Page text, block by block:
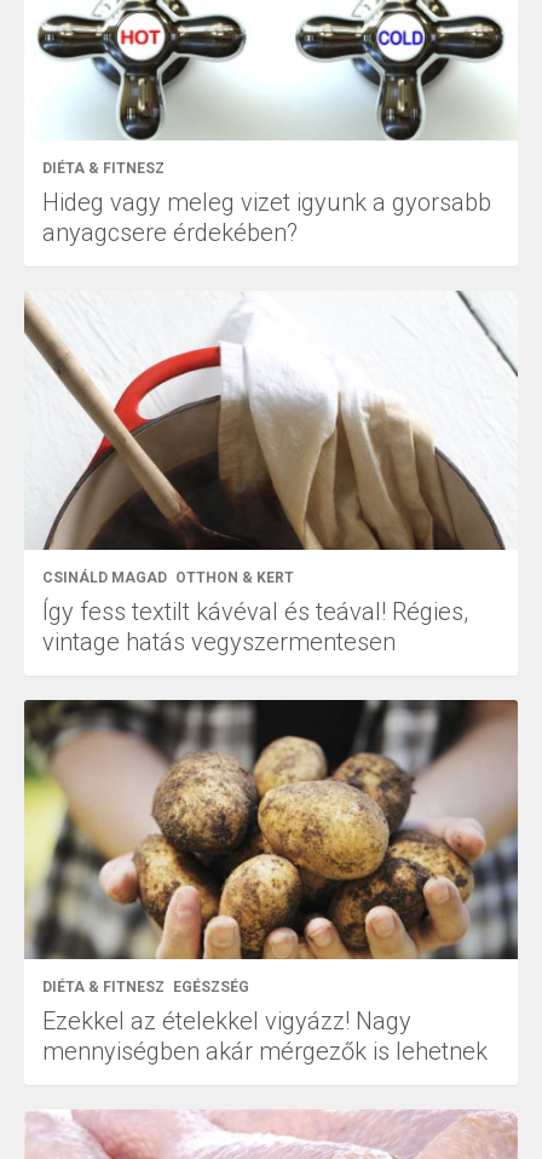
DIÉTA & FITNESZ
Hideg vagy meleg vizet igyunk a gyorsabb
anyagcsere érdekében?
CSINÁLD MAGAD OTTHON & KERT
Így fess textilt kávéval és teával! Régies,
vintage hatás vegyszermentesen
DIÉTA & FITNESZ EGÉSZSÉG
Ezekkel az ételekkel vigyázz! Nagy
mennyiségben akár mérgezők is lehetnek